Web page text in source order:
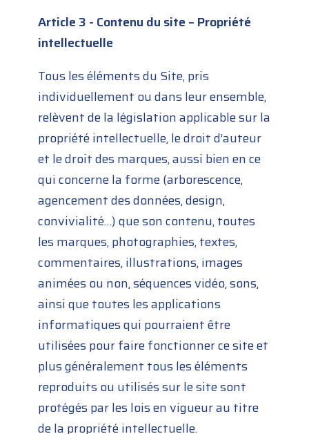
Article 3 - Contenu du site – Propriété
intellectuelle
Tous les éléments du Site, pris
individuellement ou dans leur ensemble,
relèvent de la législation applicable sur la
propriété intellectuelle, le droit d’auteur
et le droit des marques, aussi bien en ce
qui concerne la forme (arborescence,
agencement des données, design,
convivialité…) que son contenu, toutes
les marques, photographies, textes,
commentaires, illustrations, images
animées ou non, séquences vidéo, sons,
ainsi que toutes les applications
informatiques qui pourraient être
utilisées pour faire fonctionner ce site et
plus généralement tous les éléments
reproduits ou utilisés sur le site sont
protégés par les lois en vigueur au titre
de la propriété intellectuelle.